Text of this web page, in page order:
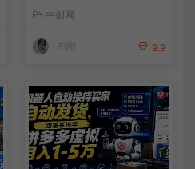
伴计划丨精选收益丨商单收徒
，新领域红利期，抓紧做
中创网
9.9